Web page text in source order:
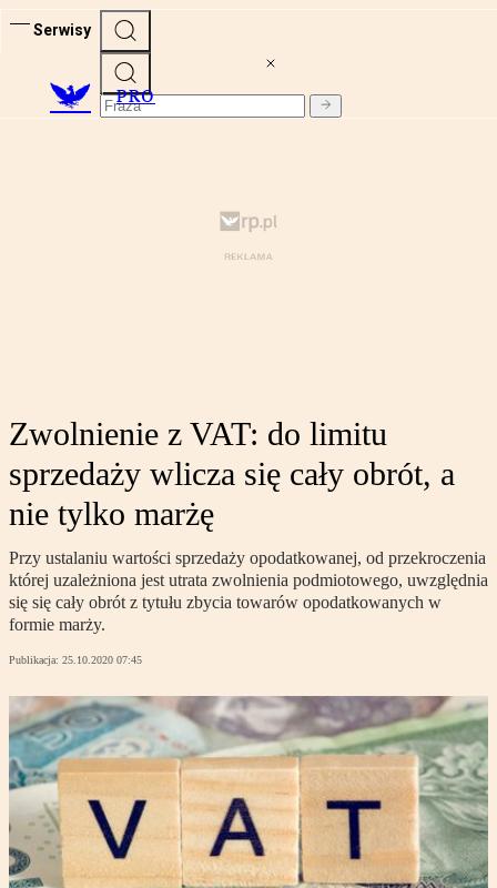
Serwisy
PRO
Zwolnienie z VAT: do limitu
sprzedaży wlicza się cały obrót, a
nie tylko marżę
Przy ustalaniu wartości sprzedaży opodatkowanej, od przekroczenia
której uzależniona jest utrata zwolnienia podmiotowego, uwzględnia
się się cały obrót z tytułu zbycia towarów opodatkowanych w
formie marży.
Publikacja: 25.10.2020 07:45